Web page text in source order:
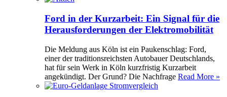
Ford in der Kurzarbeit: Ein Signal für die
Herausforderungen der Elektromobilität
Die Meldung aus Köln ist ein Paukenschlag: Ford,
einer der traditionsreichsten Autobauer Deutschlands,
hat für sein Werk in Köln kurzfristig Kurzarbeit
angekündigt. Der Grund? Die Nachfrage Read More »